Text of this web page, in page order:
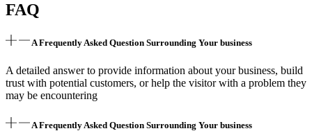
FAQ
A Frequently Asked Question Surrounding Your business
A detailed answer to provide information about your business, build
trust with potential customers, or help the visitor with a problem they
may be encountering
A Frequently Asked Question Surrounding Your business